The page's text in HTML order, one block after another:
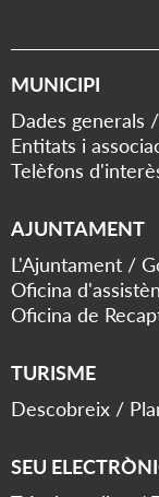
MUNICIPI
Dades generals
Entitats i
Telèfons
AJUNTAMENT
L'Ajuntament
Oficina
Oficina de
TURISME
Descobreix
SEU